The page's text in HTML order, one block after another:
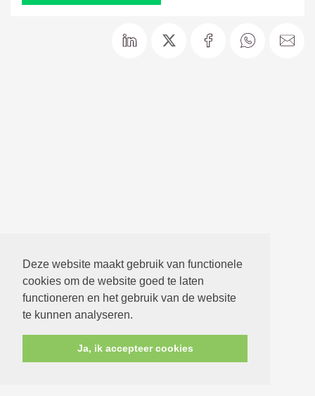
Deze website maakt gebruik van functionele
cookies om de website goed te laten
functioneren en het gebruik van de website
te kunnen analyseren.
Ja, ik accepteer cookies